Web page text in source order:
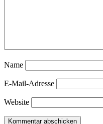
Name
E-Mail-Adresse
Website